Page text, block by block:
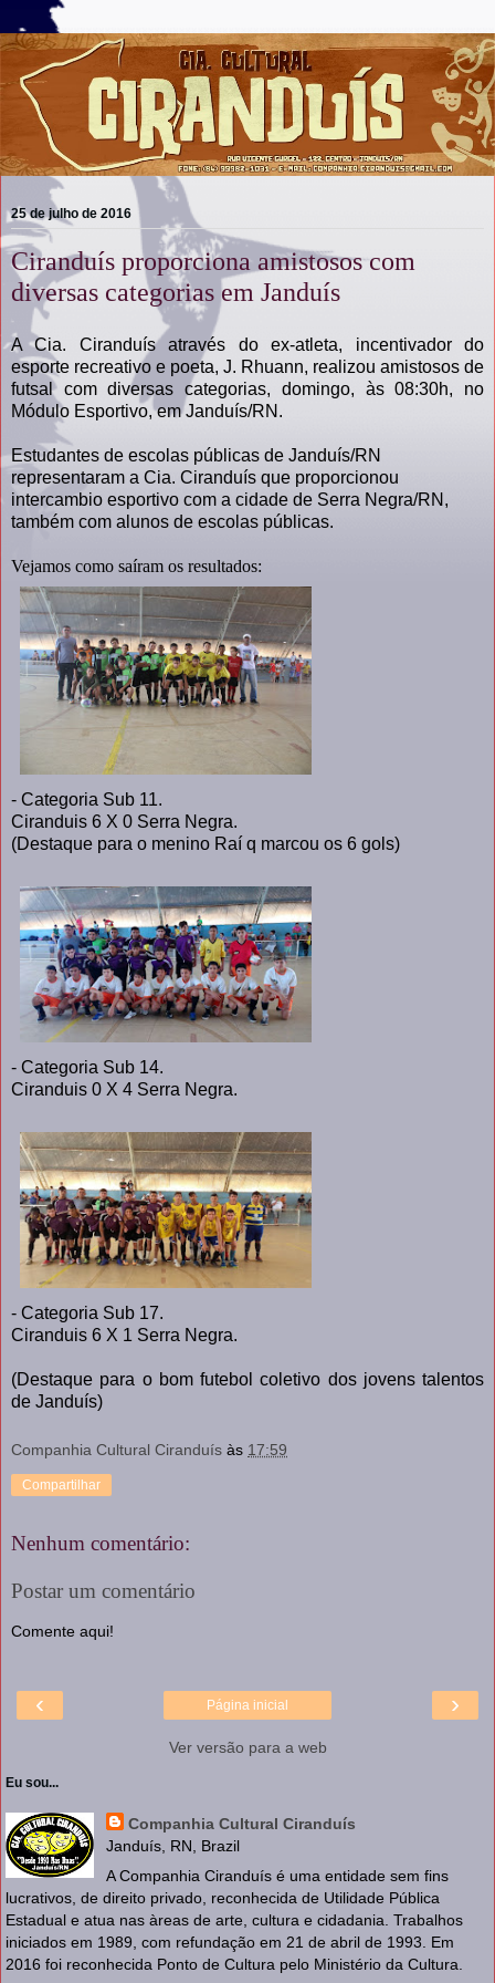
25 de julho de 2016
Ciranduís proporciona amistosos com
diversas categorias em Janduís
A Cia. Ciranduís através do ex-atleta, incentivador do
esporte recreativo e poeta, J. Rhuann, realizou amistosos de
futsal com diversas categorias, domingo, às 08:30h, no
Módulo Esportivo, em Janduís/RN.
Estudantes de escolas públicas de Janduís/RN
representaram a Cia. Ciranduís que proporcionou
intercambio esportivo com a cidade de Serra Negra/RN,
também com alunos de escolas públicas.
Vejamos como saíram os resultados:
- Categoria Sub 11.
Ciranduis 6 X 0 Serra Negra.
(Destaque para o menino Raí q marcou os 6 gols)
- Categoria Sub 14.
Ciranduis 0 X 4 Serra Negra.
- Categoria Sub 17.
Ciranduis 6 X 1 Serra Negra.
(Destaque para o bom futebol coletivo dos jovens talentos
de Janduís)
Companhia Cultural Ciranduís às 17:59
Compartilhar
Nenhum comentário:
Postar um comentário
Comente aqui!
‹ ›
Página inicial
Ver versão para a web
Eu sou...
Companhia Cultural Ciranduís
Janduís, RN, Brazil
A Companhia Ciranduís é uma entidade sem fins
lucrativos, de direito privado, reconhecida de Utilidade Pública
Estadual e atua nas àreas de arte, cultura e cidadania. Trabalhos
iniciados em 1989, com refundação em 21 de abril de 1993. Em
2016 foi reconhecida Ponto de Cultura pelo Ministério da Cultura.